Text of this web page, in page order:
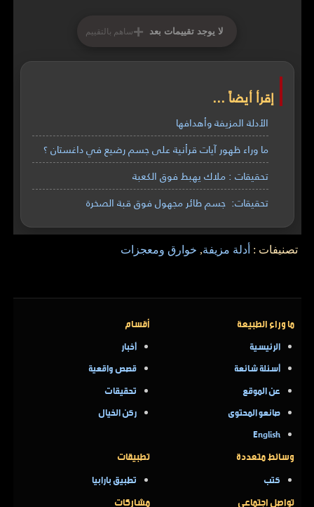
لا يوجد تقييمات بعد +ساهم بالتقييم
إقرأ أيضاً ...
الأدلة المزيفة وأهدافها
ما وراء ظهور آيات قرأنية على جسم رضيع في داغستان ؟
تحقيقات : ملاك يهبط فوق الكعبة
تحقيقات: جسم طائر مجهول فوق قبة الصخرة
تصنيفات : أدلة مزيفة, خوارق ومعجزات
ما وراء الطبيعة
الرئيسية
أسئلة شائعة
عن الموقع
صانعو المحتوى
English
أقسام
أخبار
قصص واقعية
تحقيقات
ركن الخيال
وسائط متعددة
كتب
تطبيقات
تطبيق بارابيا
تواصل اجتماعي مشاركات